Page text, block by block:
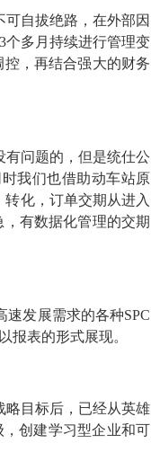
自拔绝路，在外部因
个多月持续进行管理变
，再结合强大的财务
问题的，但是统仕公
我们也借助动车站原
化，订单交期从进入
有数据化管理的交期
发展需求的各种SPC
报表的形式展现。
略目标后，已经从英雄
创建学习型企业和可